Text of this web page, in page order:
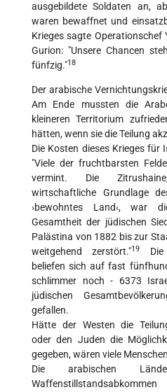
ausgebildete Soldaten an,
waren bewaffnet und
Krieges sagte Operationschef
Gurion: "Unsere Chancen
fünfzig."18
Der arabische
Am Ende mussten die
kleineren Territorium
hätten, wenn sie die Teilung
Die Kosten dieses Krieges für
"Viele der fruchtbarsten
vermint. Die
wirtschaftliche Grundlage
›bewohntes Land‹, war
Gesamtheit der jüdischen
Palästina von 1882 bis zur
weitgehend zerstört."19
Die
beliefen sich auf fast
schlimmer noch - 6373
jüdischen
gefallen.
Hätte der Westen die
oder den Juden die
gegeben, wären viele
Die arabischen